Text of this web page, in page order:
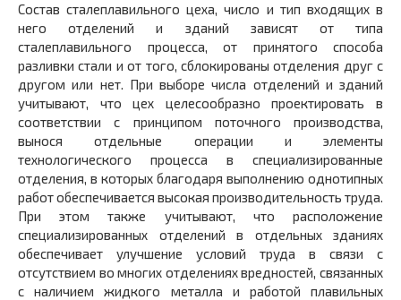
Состав сталеплавильного цеха, число и тип входящих в
него отделений и зданий зависят от типа
сталеплавильного процесса, от принятого способа
разливки стали и от того, сблокированы отделения друг с
другом или нет. При выборе числа отделений и зданий
учитывают, что цех целесообразно проектировать в
соответствии с принципом поточного производства,
вынося отдельные операции и элементы
технологического процесса в специализированные
отделения, в которых благодаря выполнению однотипных
работ обеспечивается высокая производительность труда.
При этом также учитывают, что расположение
специализированных отделений в отдельных зданиях
обеспечивает улучшение условий труда в связи с
отсутствием во многих отделениях вредностей, связанных
с наличием жидкого металла и работой плавильных